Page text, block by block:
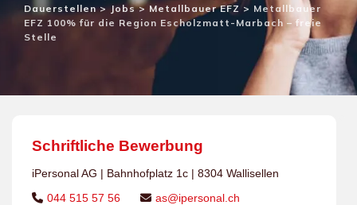
Dauerstellen>Jobs> Metallbauer EFZ > Metallbauer
EFZ 100% für die Region Escholzmatt-Marbach – freie
Stelle
Schriftliche Bewerbung
iPersonal AG | Bahnhofplatz 1c | 8304 Wallisellen
044 515 57 56
as@ipersonal.ch